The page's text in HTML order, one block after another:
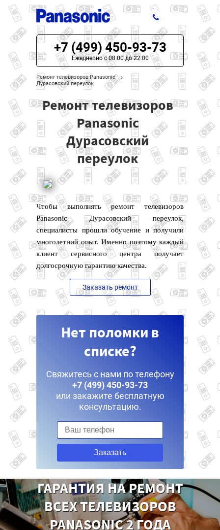
ЦЕНЫ НА РЕМОНТ
О СЕРВИСЕ
МОДЕЛИ PANASONIC
НАШИ КОНТАКТЫ
+7 (499) 450-93-73
Ежедневно с 08:00 до 22:00
Ремонт телевизоров Panasonic
Дурасовский переулок
Ремонт телевизоров
Panasonic
Дурасовский
переулок
Чтобы выполнять ремонт телевизоров
Panasonic Дурасовский переулок,
специалисты прошли обучение и получили
многолетний опыт. Именно поэтому каждый
клиент сервисного центра получает
долгосрочную гарантию качества.
Заказать ремонт
Нет поломки в
списке?
Свяжитесь с нами по телефону
+7 (499) 450-93-73
или закажите бесплатную
консультацию.
Заказать
ГАРАНТИЯ НА РЕМОНТ
ВСЕХ ТЕЛЕВИЗОРОВ
PANASONIC 2 ГОДА